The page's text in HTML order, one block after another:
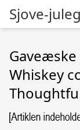
Sjove-
Whiskey